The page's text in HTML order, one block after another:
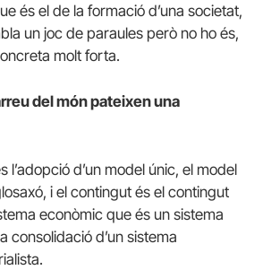
és el de la formació d’una societat,
un joc de paraules però no ho és,
molt forta.
del món pateixen una
l’adopció d’un model únic, el model
i el contingut és el contingut
econòmic que és un sistema
consolidació d’un sistema